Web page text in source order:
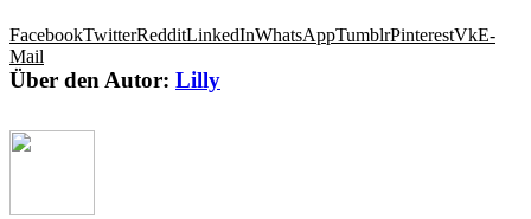
FacebookTwitterRedditLinkedInWhatsAppTumblrPinterestVkE-
Mail
Über den Autor: Lilly